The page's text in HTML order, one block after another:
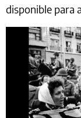
disponible para